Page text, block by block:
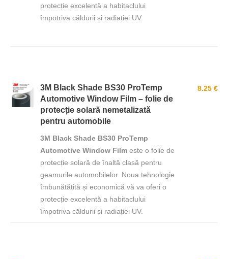
protecție excelentă a habitaclului
împotriva căldurii și radiației UV.
3M Black Shade BS30 ProTemp
Automotive Window Film – folie de
protecție solară nemetalizată
pentru automobile
3M Black Shade BS30 ProTemp
Automotive Window Filmeste o folie de
protecție solară de înaltă clasă pentru
geamurile automobilelor. Noua tehnologie
îmbunătățită și economică vă va oferi o
protecție excelentă a habitaclului
împotriva căldurii și radiației UV.
8.25 €